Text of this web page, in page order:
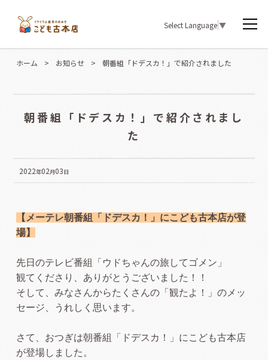
Select Language▼
ホーム > お知らせ > 朝番組「ドデスカ！」で紹介されました
朝番組「ドデスカ！」で紹介されまし
た
2022年02月03日
【メーテレ朝番組「ドデスカ！」にこども古本店が登
場】
先日のテレビ番組「ウドちゃんの旅してゴメン」
観てくださり、ありがとうございました！！
そして、みなさんからたくさんの「観たよ！」のメッ
セージ、うれしく思います。
さて、おつぎは朝番組「ドデスカ！」にこども古本店
が登場しました。